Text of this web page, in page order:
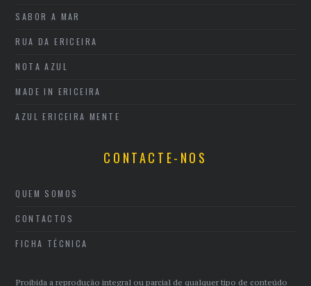
SABOR A MAR
RUA DA ERICEIRA
NOTA AZUL
MADE IN ERICEIRA
AZUL ERICEIRA MENTE
CONTACTE-NOS
QUEM SOMOS
CONTACTOS
FICHA TÉCNICA
Proibida a reprodução integral ou parcial de qualquer tipo de conteúdo